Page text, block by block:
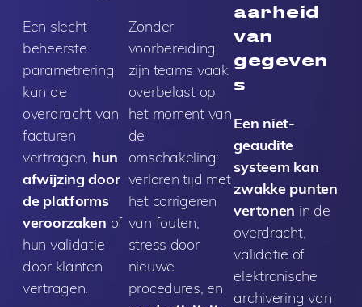
Een slecht
beheerste
parametrering
kan de
overdracht van
facturen
vertragen, hun
afwijzing door
de platforms
veroorzaken of
hun validatie
door klanten
vertragen.
Zonder
voorbereiding
zijn teams vaak
overbelast op
het moment van
de
omschakeling:
verloren tijd met
het corrigeren
van fouten,
stress door
nieuwe
procedures, en
aarheid
van
gegeven
s
Een niet-
geaudite
systeem kan
zwakke punten
vertonen in de
overdracht,
validatie of
elektronische
archivering van